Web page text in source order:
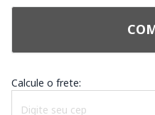
Calcule o frete: